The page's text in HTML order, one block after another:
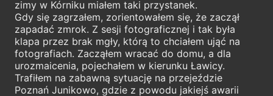
zimy w Kórniku miałem taki przystanek.
Gdy się zagrzałem, zorientowałem się, że zaczął
zapadać zmrok. Z sesji fotograficznej i tak była
klapa przez brak mgły, którą to chciałem ująć na
fotografiach. Zacząłem wracać do domu, a dla
urozmaicenia, pojechałem w kierunku Ławicy.
Trafiłem na zabawną sytuację na przejeździe
Poznań Junikowo, gdzie z powodu jakiejś awarii